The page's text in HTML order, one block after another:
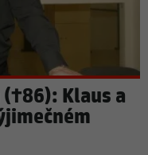
Klaus a